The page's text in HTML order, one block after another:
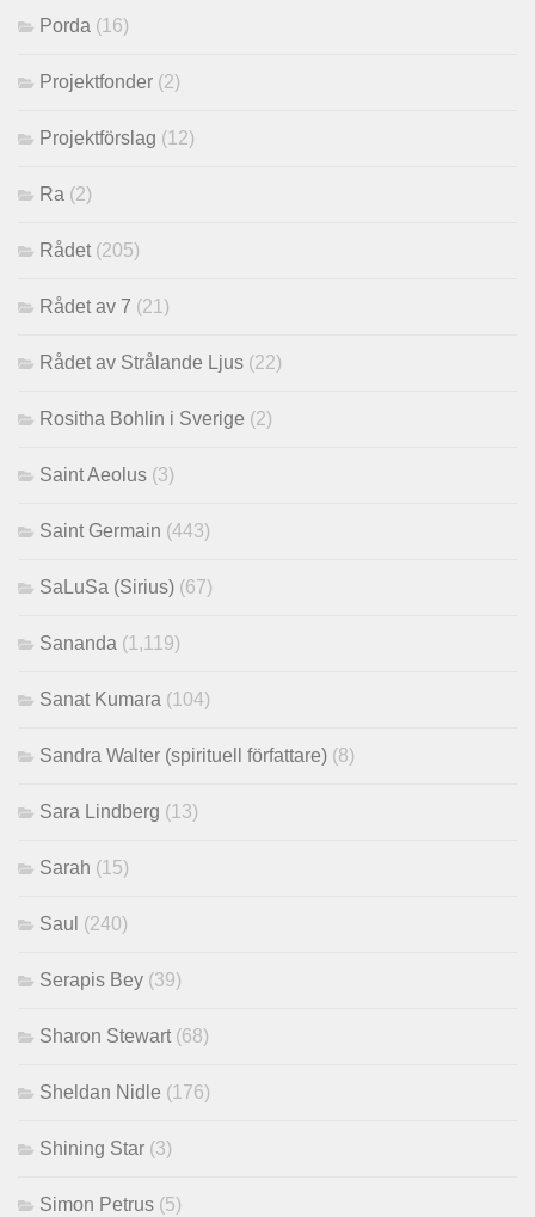
Porda (16)
Projektfonder (2)
Projektförslag (12)
Ra (2)
Rådet (205)
Rådet av 7 (21)
Rådet av Strålande Ljus (22)
Rositha Bohlin i Sverige (2)
Saint Aeolus (3)
Saint Germain (443)
SaLuSa (Sirius) (67)
Sananda (1,119)
Sanat Kumara (104)
Sandra Walter (spirituell författare) (8)
Sara Lindberg (13)
Sarah (15)
Saul (240)
Serapis Bey (39)
Sharon Stewart (68)
Sheldan Nidle (176)
Shining Star (3)
Simon Petrus (5)